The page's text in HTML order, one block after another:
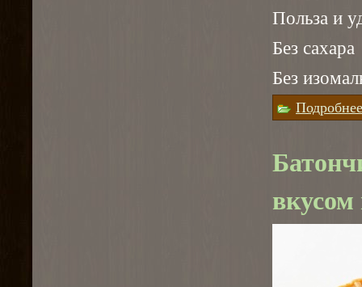
Польза и
Без сахара
Без
Подробнее
вкусом